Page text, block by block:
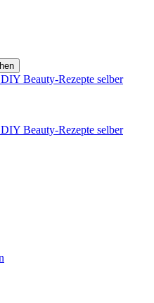
schön:
Beautyblog
schön:
Beautyblog